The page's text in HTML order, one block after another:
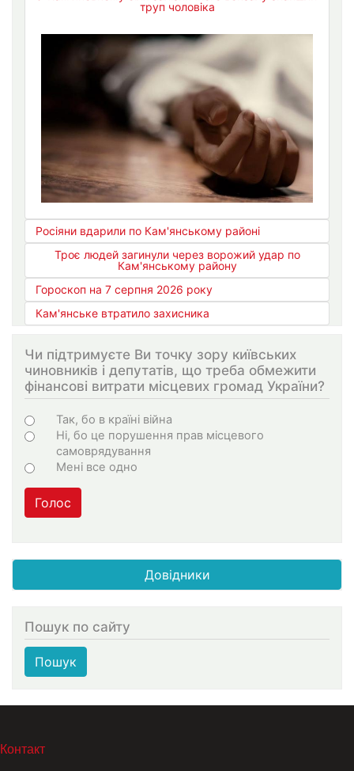
труп чоловіка
Росіяни вдарили по Кам'янському районі
Троє людей загинули через ворожий удар по
Кам'янському району
Гороскоп на 7 серпня 2026 року
Кам'янське втратило захисника
Чи підтримуєте Ви точку зору київських
чиновників і депутатів, що треба обмежити
фінансові витрати місцевих громад України?
Варіанти
Так, бо в країні війна
Ні, бо це порушення прав місцевого
самоврядування
Мені все одно
Голос
Довідники
Пошук по сайту
Пошук
МЕНЮ В ПОДВАЛЕ
Контакт